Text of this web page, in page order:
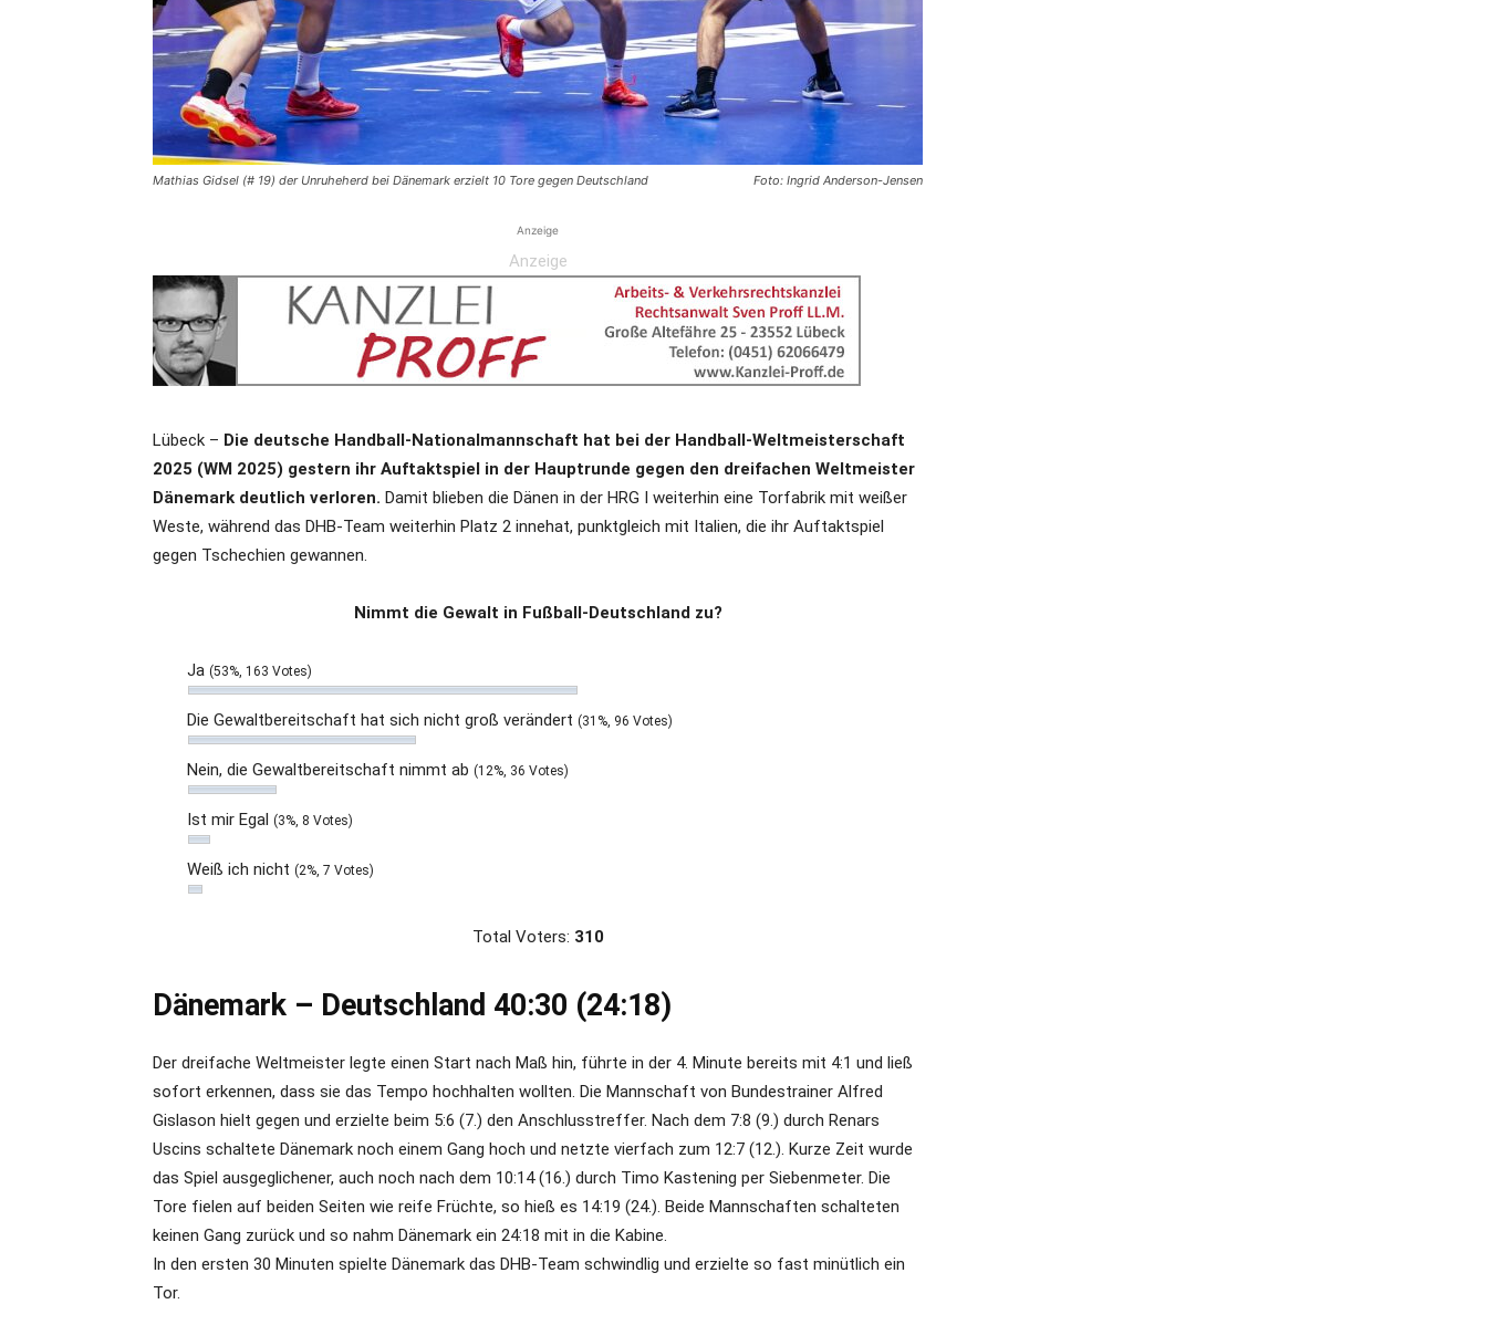
Mathias Gidsel (# 19) der Unruheherd bei Dänemark erzielt 10 Tore gegen Deutschland Foto: Ingrid Anderson-Jensen
Anzeige
Anzeige
Lübeck – Die deutsche Handball-Nationalmannschaft hat bei der Handball-Weltmeisterschaft
2025 (WM 2025) gestern ihr Auftaktspiel in der Hauptrunde gegen den dreifachen Weltmeister
Dänemark deutlich verloren. Damit blieben die Dänen in der HRG I weiterhin eine Torfabrik mit weißer
Weste, während das DHB-Team weiterhin Platz 2 innehat, punktgleich mit Italien, die ihr Auftaktspiel
gegen Tschechien gewannen.
Nimmt die Gewalt in Fußball-Deutschland zu?
Ja (53%, 163 Votes)
Die Gewaltbereitschaft hat sich nicht groß verändert (31%, 96 Votes)
Nein, die Gewaltbereitschaft nimmt ab (12%, 36 Votes)
Ist mir Egal (3%, 8 Votes)
Weiß ich nicht (2%, 7 Votes)
Total Voters: 310
Dänemark – Deutschland 40:30 (24:18)
Der dreifache Weltmeister legte einen Start nach Maß hin, führte in der 4. Minute bereits mit 4:1 und ließ
sofort erkennen, dass sie das Tempo hochhalten wollten. Die Mannschaft von Bundestrainer Alfred
Gislason hielt gegen und erzielte beim 5:6 (7.) den Anschlusstreffer. Nach dem 7:8 (9.) durch Renars
Uscins schaltete Dänemark noch einem Gang hoch und netzte vierfach zum 12:7 (12.). Kurze Zeit wurde
das Spiel ausgeglichener, auch noch nach dem 10:14 (16.) durch Timo Kastening per Siebenmeter. Die
Tore fielen auf beiden Seiten wie reife Früchte, so hieß es 14:19 (24.). Beide Mannschaften schalteten
keinen Gang zurück und so nahm Dänemark ein 24:18 mit in die Kabine.
In den ersten 30 Minuten spielte Dänemark das DHB-Team schwindlig und erzielte so fast minütlich ein
Tor.